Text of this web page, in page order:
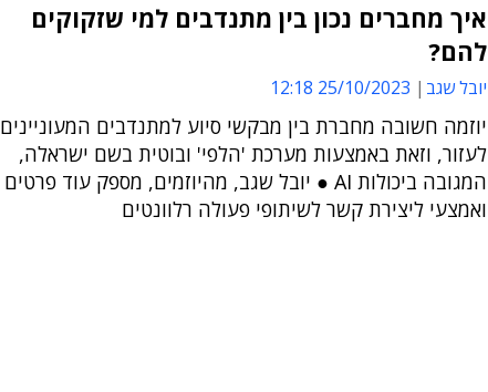
איך מחברים נכון בין מתנדבים למי שזקוקים
להם?
יובל שגב 25/10/2023 12:18
יוזמה חשובה מחברת בין מבקשי סיוע למתנדבים המעוניינים
לעזור, וזאת באמצעות מערכת 'הלפי' ובוטית בשם ישראלה,
המגובה ביכולות AI ● יובל שגב, מהיוזמים, מספק עוד פרטים
ואמצעי ליצירת קשר לשיתופי פעולה רלוונטים